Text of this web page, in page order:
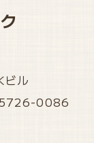
ル
0086